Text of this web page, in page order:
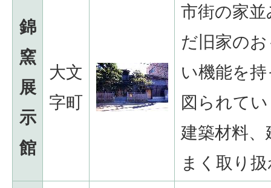
錦
窯
展
示
館
大文
字町
市街の家
だ旧家の
い機能を
図られて
建築材料
まく取り